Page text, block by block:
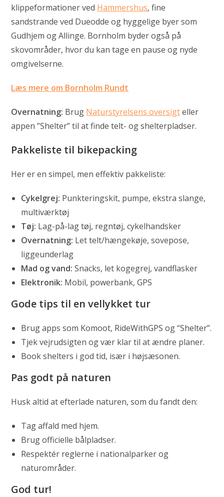
klippeformationer ved Hammershus, fine
sandstrande ved Dueodde og hyggelige byer som
Gudhjem og Allinge. Bornholm byder også på
skovområder, hvor du kan tage en pause og nyde
omgivelserne.
Læs mere om Bornholm Rundt
Overnatning: Brug Naturstyrelsens oversigteller
appen ”Shelter” til at finde telt- og shelterpladser.
Pakkeliste til bikepacking
Her er en simpel, men effektiv pakkeliste:
Cykelgrej: Punkteringskit, pumpe, ekstra slange,
multiværktøj
Tøj: Lag-på-lag tøj, regntøj, cykelhandsker
Overnatning: Let telt/hængekøje, sovepose,
liggeunderlag
Mad og vand: Snacks, let kogegrej, vandflasker
Elektronik: Mobil, powerbank, GPS
Gode tips til en vellykket tur
Brug apps som Komoot, RideWithGPS og “Shelter”.
Tjek vejrudsigten og vær klar til at ændre planer.
Book shelters i god tid, især i højsæsonen.
Pas godt på naturen
Husk altid at efterlade naturen, som du fandt den:
Tag affald med hjem.
Brug officielle bålpladser.
Respektér reglerne i nationalparker og
naturområder.
God tur!